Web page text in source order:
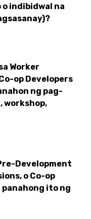
indibidwal na
Worker
op Developers
ng pag-
workshop,
Development
o Co-op
panahong ito ng